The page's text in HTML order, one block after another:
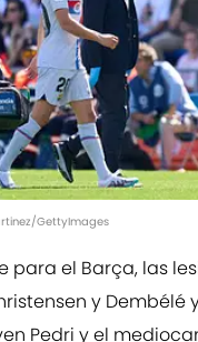
GettyImages
para el Barça, las
y Dembélé
Pedri y el